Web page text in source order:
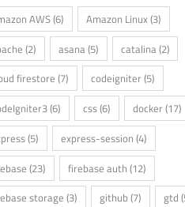
AWS(6) Amazon Linux(3)
(2) asana (5) catalina (2)
firestore (7) codeigniter (5)
(6) css(6) docker (17)
(5) express-session (4)
(23) firebase auth (12)
storage (3) github (7) gtd